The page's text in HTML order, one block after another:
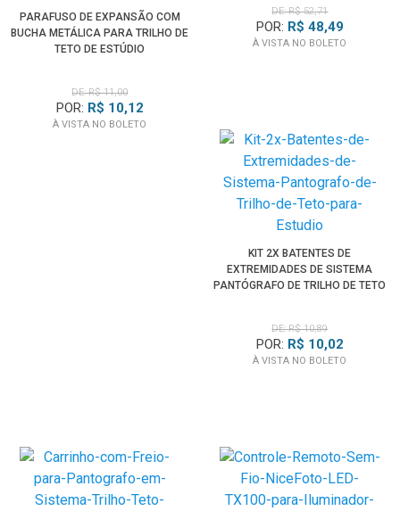
PARAFUSO DE EXPANSÃO COM
BUCHA METÁLICA PARA TRILHO DE
TETO DE ESTÚDIO
DE: R$ 11,00
POR: R$ 10,12
À VISTA NO BOLETO
DE: R$ 52,71
POR: R$ 48,49
À VISTA NO BOLETO
KIT 2X BATENTES DE
EXTREMIDADES DE SISTEMA
PANTÓGRAFO DE TRILHO DE TETO
DE: R$ 10,89
POR: R$ 10,02
À VISTA NO BOLETO